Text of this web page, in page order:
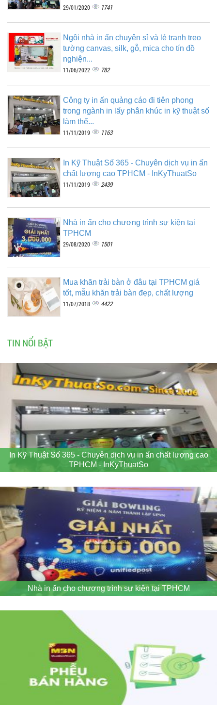
29/01/2020 1741
Ngôi nhà in ấn chuyên sỉ và lẻ tranh treo
tường canvas, silk, gỗ, mica cho tín đồ
nghiện...
11/06/2022 782
Công ty in ấn quảng cáo đi tiên phong
trong ngành in lấy phân khúc in kỹ thuật số
làm thế...
11/11/2019 1163
In Kỹ Thuật Số 365 - Chuyên dịch vụ in ấn
chất lượng cao TPHCM - InKyThuatSo
11/11/2019 2439
Nhà in ấn cho chương trình sự kiện tại
TPHCM
29/08/2020 1501
Mua khăn trải bàn ở đâu tại TPHCM giá
tốt, mẫu khăn trải bàn đẹp, chất lượng
11/07/2018 4422
TIN NỔI BẬT
In Kỹ Thuật Số 365 - Chuyên dịch vụ in ấn chất lượng cao
TPHCM - InKyThuatSo
Nhà in ấn cho chương trình sự kiện tại TPHCM